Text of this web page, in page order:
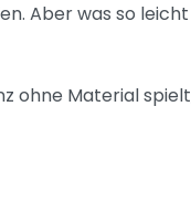
Aber was so
ohne Material